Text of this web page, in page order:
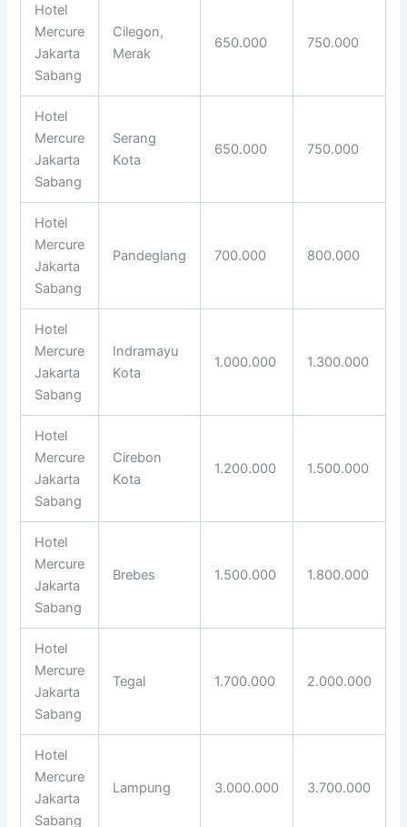
Hotel
Mercure
Jakarta
Sabang
Cilegon,
Merak
650.000 750.000
Hotel
Mercure
Jakarta
Sabang
Serang
Kota
650.000 750.000
Hotel
Mercure
Jakarta
Sabang
Pandeglang 700.000 800.000
Hotel
Mercure
Jakarta
Sabang
Indramayu
Kota
1.000.000 1.300.000
Hotel
Mercure
Jakarta
Sabang
Cirebon
Kota
1.200.000 1.500.000
Hotel
Mercure
Jakarta
Sabang
Brebes 1.500.000 1.800.000
Hotel
Mercure
Jakarta
Sabang
Tegal 1.700.000 2.000.000
Hotel
Mercure
Jakarta
Sabang
Lampung 3.000.000 3.700.000